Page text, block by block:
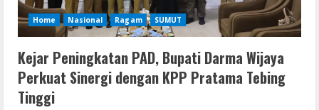
Home Nasional Ragam SUMUT
Kejar Peningkatan PAD, Bupati Darma Wijaya
Perkuat Sinergi dengan KPP Pratama Tebing
Tinggi